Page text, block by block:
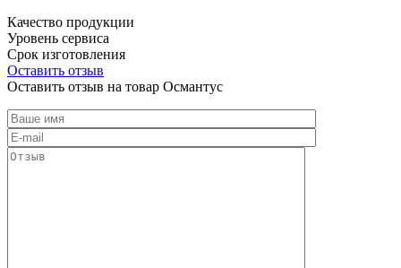
Качество продукции
Уровень сервиса
Срок изготовления
Оставить отзыв
Оставить отзыв на товар Османтус